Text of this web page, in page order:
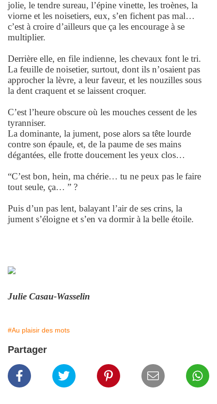
jolie, le tendre sureau, l’épine vinette, les troènes, la
viorne et les noisetiers, eux, s’en fichent pas mal…
c’est à croire d’ailleurs que ça les encourage à se
multiplier.
Derrière elle, en file indienne, les chevaux font le tri.
La feuille de noisetier, surtout, dont ils n’osaient pas
approcher la lèvre, a leur faveur, et les nouzilles sous
la dent craquent et se laissent croquer.
C’est l’heure obscure où les mouches cessent de les
tyranniser.
La dominante, la jument, pose alors sa tête lourde
contre son épaule, et, de la paume de ses mains
dégantées, elle frotte doucement les yeux clos…
“C’est bon, hein, ma chérie… tu ne peux pas le faire
tout seule, ça… ” ?
Puis d’un pas lent, balayant l’air de ses crins, la
jument s’éloigne et s’en va dormir à la belle étoile.
Julie Casau-Wasselin
#Au plaisir des mots
Partager